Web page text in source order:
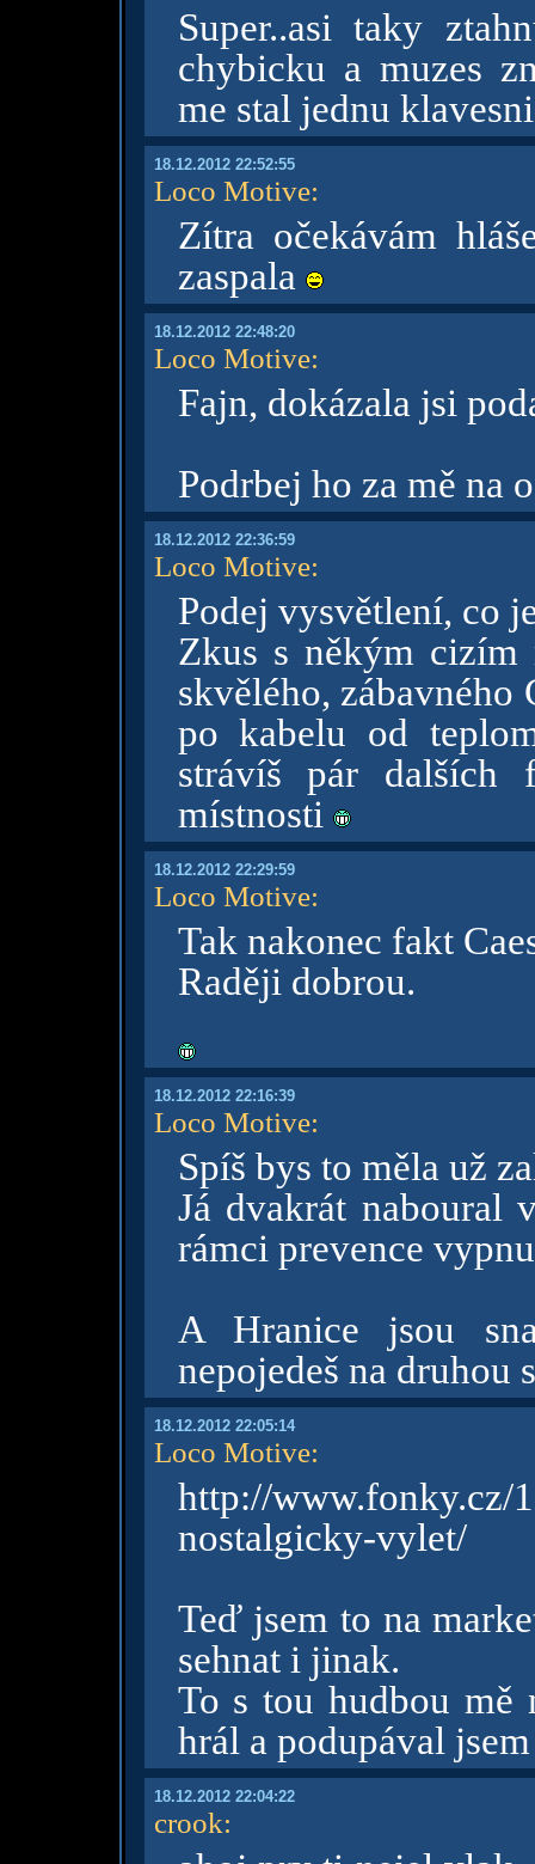
Super..asi taky
chybicku a muzes
me stal jednu
18.12.2012 22:52:55
Loco Motive:
Zítra očekávám
zaspala
18.12.2012 22:48:20
Loco Motive:
Fajn, dokázala jsi
Podrbej ho za mě na
18.12.2012 22:36:59
Loco Motive:
Podej vysvětlení, co
Zkus s někým
skvělého, zábavného
po kabelu od
strávíš pár dalších
místnosti
18.12.2012 22:29:59
Loco Motive:
Tak nakonec fakt
Raději dobrou.
18.12.2012 22:16:39
Loco Motive:
Spíš bys to měla už
Já dvakrát naboural
rámci prevence
A Hranice jsou
nepojedeš na druhou
18.12.2012 22:05:14
Loco Motive:
http://
nostalgicky-vylet/
Teď jsem to na
sehnat i jinak.
To s tou hudbou mě
hrál a podupával
18.12.2012 22:04:22
crook: